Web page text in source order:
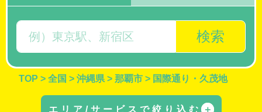
検索
TOP > 全国 > 沖縄県 > 那覇市 > 国際通り・久茂地
エリア/サービスで絞り込む ＋